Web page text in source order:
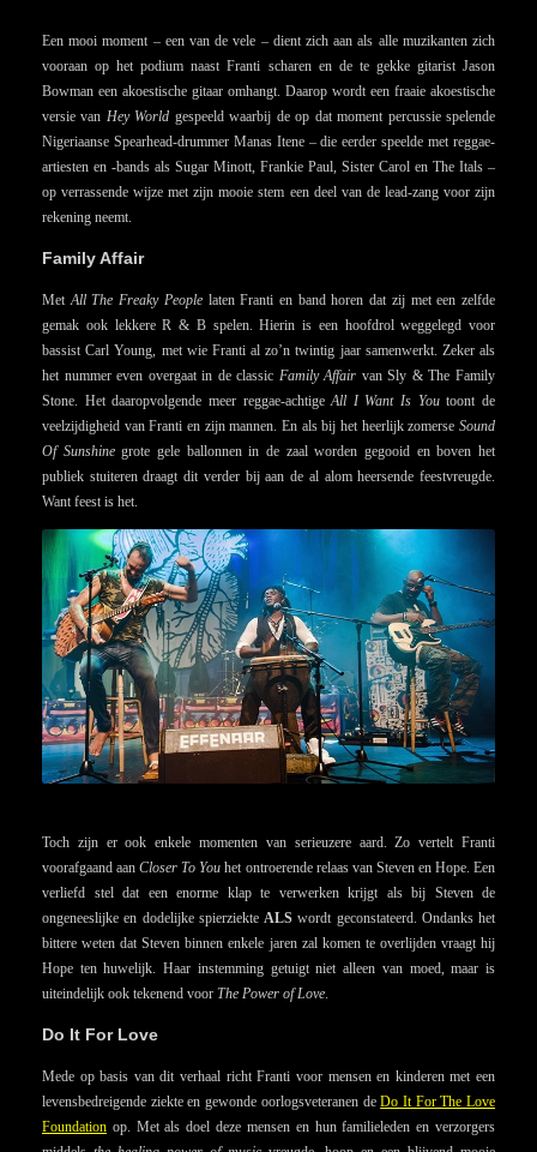
Een mooi moment – een van de vele – dient zich aan als alle muzikanten zich
vooraan op het podium naast Franti scharen en de te gekke gitarist Jason
Bowman een akoestische gitaar omhangt. Daarop wordt een fraaie akoestische
versie van Hey World gespeeld waarbij de op dat moment percussie spelende
Nigeriaanse Spearhead-drummer Manas Itene – die eerder speelde met reggae-
artiesten en -bands als Sugar Minott, Frankie Paul, Sister Carol en The Itals –
op verrassende wijze met zijn mooie stem een deel van de lead-zang voor zijn
rekening neemt.
Family Affair
MetAll The Freaky Peoplelaten Franti en band horen dat zij met een zelfde
gemak ook lekkere R & B spelen. Hierin is een hoofdrol weggelegd voor
bassist Carl Young, met wie Franti al zo’n twintig jaar samenwerkt. Zeker als
het nummer even overgaat in de classic Family Affair van Sly & The Family
Stone. Het daaropvolgende meer reggae-achtigeAll I Want Is Youtoont de
veelzijdigheid van Franti en zijn mannen. En als bij het heerlijk zomerse Sound
Of Sunshinegrote gele ballonnen in de zaal worden gegooid en boven het
publiek stuiteren draagt dit verder bij aan de al alom heersende feestvreugde.
Want feest is het.
Toch zijn er ook enkele momenten van serieuzere aard. Zo vertelt Franti
voorafgaand aanCloser To You het ontroerende relaas van Steven en Hope. Een
verliefd stel dat een enorme klap te verwerken krijgt als bij Steven de
ongeneeslijke en dodelijke spierziekte ALS wordt geconstateerd. Ondanks het
bittere weten dat Steven binnen enkele jaren zal komen te overlijden vraagt hij
Hope ten huwelijk. Haar instemming getuigt niet alleen van moed, maar is
uiteindelijk ook tekenend voor The Power of Love
Do It For Love
Mede op basis van dit verhaal richt Franti voor mensen en kinderen met een
levensbedreigende ziekte en gewonde oorlogsveteranen deDo It For The Love
Foundation op. Met als doel deze mensen en hun familieleden en verzorgers